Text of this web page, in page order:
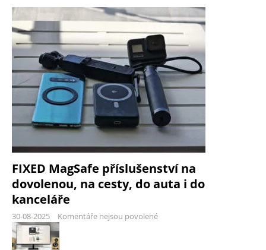
FIXED MagSafe příslušenství na
dovolenou, na cesty, do auta i do
kanceláře
30-08-2025 Komentáře nejsou povolené